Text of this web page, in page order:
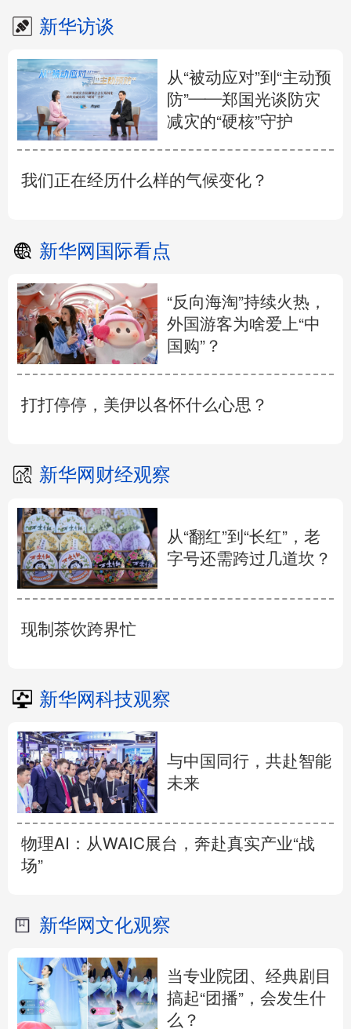
新华访谈
从“被动应对”到“主动预
防”——郑国光谈防灾
减灾的“硬核”守护
我们正在经历什么样的气候变化？
新华网国际看点
“反向海淘”持续火热，
外国游客为啥爱上“中
国购”？
打打停停，美伊以各怀什么心思？
新华网财经观察
从“翻红”到“长红”，老
字号还需跨过几道坎？
现制茶饮跨界忙
新华网科技观察
与中国同行，共赴智能
未来
物理AI：从WAIC展台，奔赴真实产业“战
场”
新华网文化观察
当专业院团、经典剧目
搞起“团播”，会发生什
么？